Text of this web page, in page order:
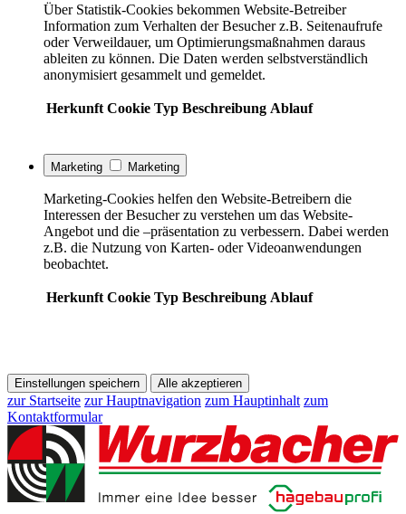
Über Statistik-Cookies bekommen Website-Betreiber
Information zum Verhalten der Besucher z.B. Seitenaufrufe
oder Verweildauer, um Optimierungsmaßnahmen daraus
ableiten zu können. Die Daten werden selbstverständlich
anonymisiert gesammelt und gemeldet.
Herkunft Cookie Typ Beschreibung Ablauf
Marketing Marketing
Marketing-Cookies helfen den Website-Betreibern die
Interessen der Besucher zu verstehen um das Website-
Angebot und die –präsentation zu verbessern. Dabei werden
z.B. die Nutzung von Karten- oder Videoanwendungen
beobachtet.
Herkunft Cookie Typ Beschreibung Ablauf
Einstellungen speichern Alle akzeptieren
zur Startseite zur Hauptnavigation zum Hauptinhalt zum
Kontaktformular